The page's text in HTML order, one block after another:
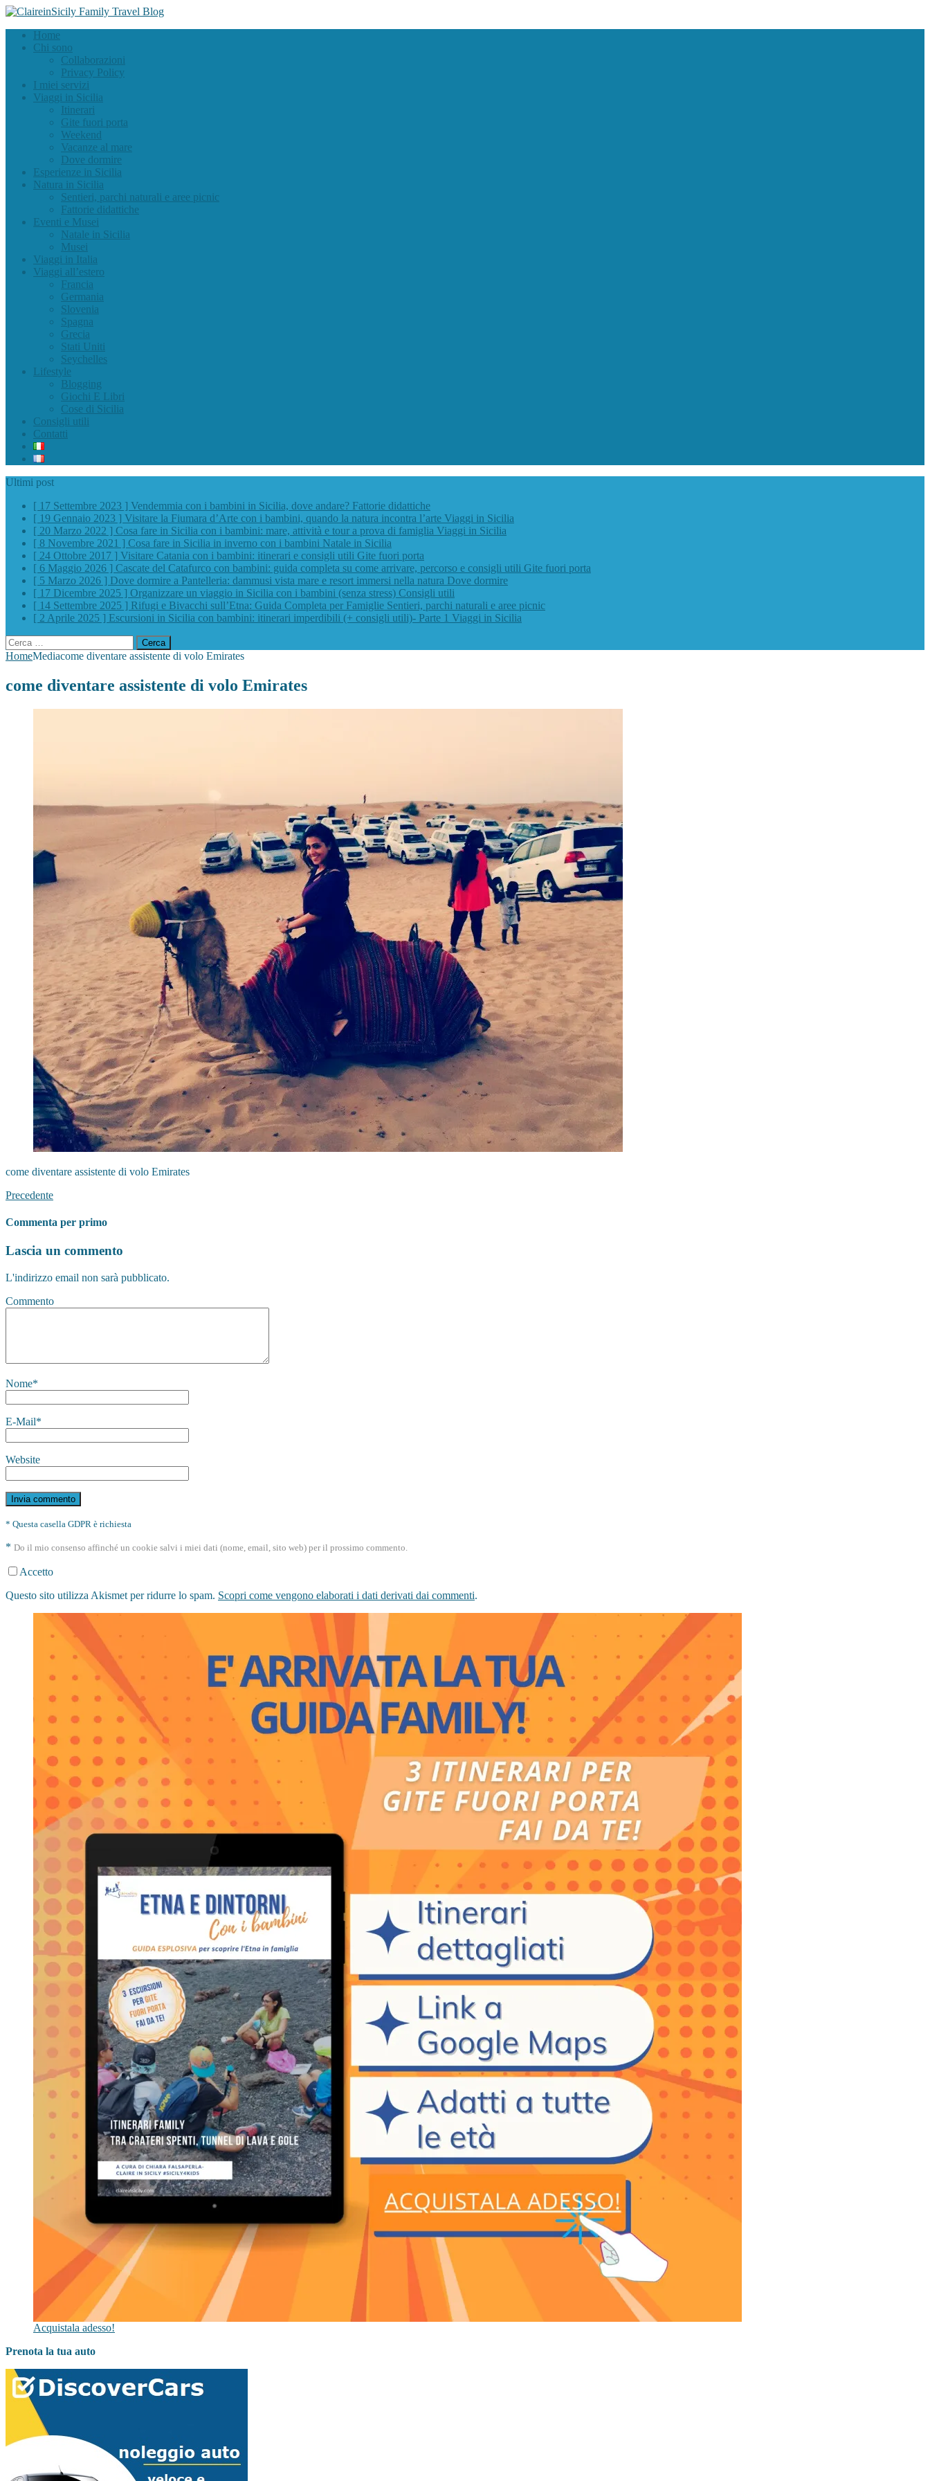
Home
Chi sono
Collaborazioni
Privacy Policy
I miei servizi
Viaggi in Sicilia
Itinerari
Gite fuori porta
Weekend
Vacanze al mare
Dove dormire
Esperienze in Sicilia
Natura in Sicilia
Sentieri, parchi naturali e aree picnic
Fattorie didattiche
Eventi e Musei
Natale in Sicilia
Musei
Viaggi in Italia
Viaggi all’estero
Francia
Germania
Slovenia
Spagna
Grecia
Stati Uniti
Seychelles
Lifestyle
Blogging
Giochi E Libri
Cose di Sicilia
Consigli utili
Contatti
Ultimi post
[ 17 Settembre 2023 ] Vendemmia con i bambini in Sicilia, dove andare? Fattorie didattiche
[ 19 Gennaio 2023 ] Visitare la Fiumara d’Arte con i bambini, quando la natura incontra l’arte Viaggi in Sicilia
[ 20 Marzo 2022 ] Cosa fare in Sicilia con i bambini: mare, attività e tour a prova di famiglia Viaggi in Sicilia
[ 8 Novembre 2021 ] Cosa fare in Sicilia in inverno con i bambini Natale in Sicilia
[ 24 Ottobre 2017 ] Visitare Catania con i bambini: itinerari e consigli utili Gite fuori porta
[ 6 Maggio 2026 ] Cascate del Catafurco con bambini: guida completa su come arrivare, percorso e consigli utili Gite fuori porta
[ 5 Marzo 2026 ] Dove dormire a Pantelleria: dammusi vista mare e resort immersi nella natura Dove dormire
[ 17 Dicembre 2025 ] Organizzare un viaggio in Sicilia con i bambini (senza stress) Consigli utili
[ 14 Settembre 2025 ] Rifugi e Bivacchi sull’Etna: Guida Completa per Famiglie Sentieri, parchi naturali e aree picnic
[ 2 Aprile 2025 ] Escursioni in Sicilia con bambini: itinerari imperdibili (+ consigli utili)- Parte 1 Viaggi in Sicilia
Ricerca
per:
HomeMediacome diventare assistente di volo Emirates
come diventare assistente di volo Emirates
come diventare assistente di volo Emirates
Precedente
Commenta per primo
Lascia un commento
L'indirizzo email non sarà pubblicato.
Commento
Nome*
E-Mail*
Website
* Questa casella GDPR è richiesta
* Do il mio consenso affinché un cookie salvi i miei dati (nome, email, sito web) per il prossimo commento.
Accetto
Questo sito utilizza Akismet per ridurre lo spam. Scopri come vengono elaborati i dati derivati dai commenti.
Acquistala adesso!
Prenota la tua auto